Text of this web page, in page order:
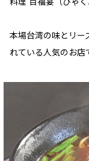
本場台湾の味とリー
れている人気のお店